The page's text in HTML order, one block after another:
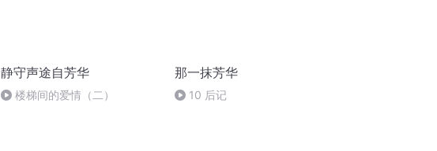
静守声途自芳华
楼梯间的爱情（二）
那一抹芳华
10 后记